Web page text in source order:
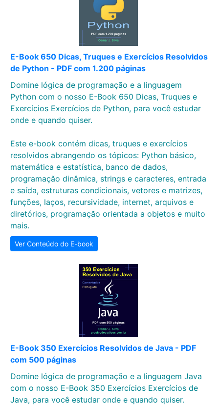
E-Book 650 Dicas, Truques e Exercícios Resolvidos
de Python - PDF com 1.200 páginas
Domine lógica de programação e a linguagem
Python com o nosso E-Book 650 Dicas, Truques e
Exercícios Exercícios de Python, para você estudar
onde e quando quiser.
Este e-book contém dicas, truques e exercícios
resolvidos abrangendo os tópicos: Python básico,
matemática e estatística, banco de dados,
programação dinâmica, strings e caracteres, entrada
e saída, estruturas condicionais, vetores e matrizes,
funções, laços, recursividade, internet, arquivos e
diretórios, programação orientada a objetos e muito
mais.
Ver Conteúdo do E-book
E-Book 350 Exercícios Resolvidos de Java - PDF
com 500 páginas
Domine lógica de programação e a linguagem Java
com o nosso E-Book 350 Exercícios Exercícios de
Java, para você estudar onde e quando quiser.